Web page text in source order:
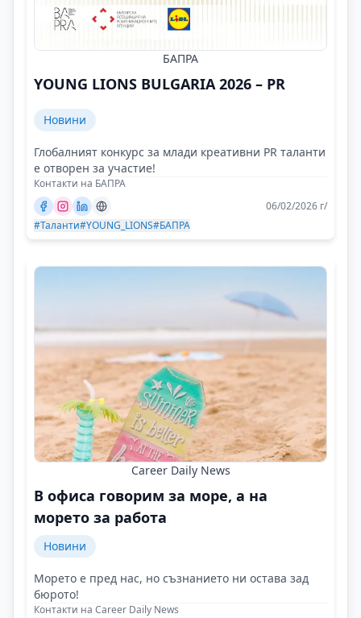
БАПРА
YOUNG LIONS BULGARIA 2026 – PR
Новини
Глобалният конкурс за млади креативни PR таланти
е отворен за участие!
Контакти на БАПРА
06/02/2026 г/
#Таланти#YOUNG_LIONS#БАПРА
Career Daily News
В офиса говорим за море, а на
морето за работа
Новини
Морето е пред нас, но съзнанието ни остава зад
бюрото!
Контакти на Career Daily News